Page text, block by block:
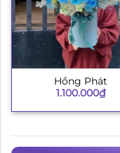
Hồng Phát
1.100.000₫